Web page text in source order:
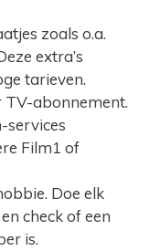
zoals o.a.
extra’s
tarieven.
TV-abonnement.
services
Film1 of
Doe elk
check of een
is.